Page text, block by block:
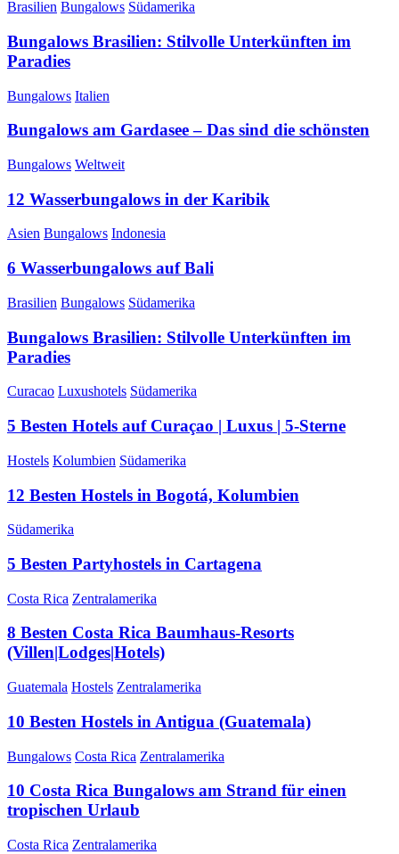
Brasilien Bungalows Südamerika
Bungalows Brasilien: Stilvolle Unterkünften im
Paradies
Bungalows Italien
Bungalows am Gardasee – Das sind die schönsten
Bungalows Weltweit
12 Wasserbungalows in der Karibik
Asien Bungalows Indonesia
6 Wasserbungalows auf Bali
Brasilien Bungalows Südamerika
Bungalows Brasilien: Stilvolle Unterkünften im
Paradies
Curacao Luxushotels Südamerika
5 Besten Hotels auf Curaçao | Luxus | 5-Sterne
Hostels Kolumbien Südamerika
12 Besten Hostels in Bogotá, Kolumbien
Südamerika
5 Besten Partyhostels in Cartagena
Costa Rica Zentralamerika
8 Besten Costa Rica Baumhaus-Resorts
(Villen|Lodges|Hotels)
Guatemala Hostels Zentralamerika
10 Besten Hostels in Antigua (Guatemala)
Bungalows Costa Rica Zentralamerika
10 Costa Rica Bungalows am Strand für einen
tropischen Urlaub
Costa Rica Zentralamerika